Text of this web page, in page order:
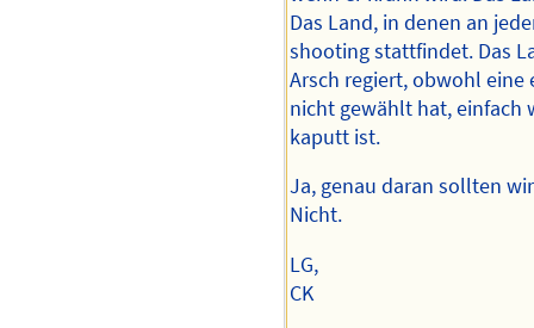
Das Land, in denen an
shooting stattfindet. Das
Arsch regiert, obwohl
nicht gewählt hat, einfach
kaputt ist.
Ja, genau daran sollten
Nicht.
LG,
CK